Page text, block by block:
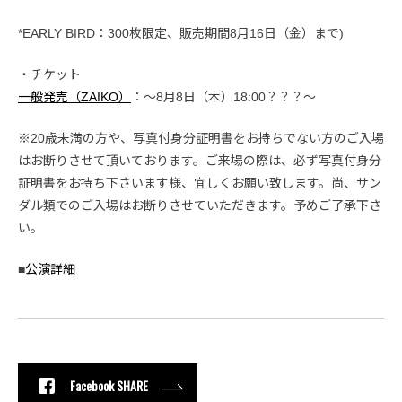
*EARLY BIRD：300枚限定、販売期間8月16日（金）まで)
・チケット
一般発売（ZAIKO）
：〜8月8日（木）18:00？？？〜
※20歳未満の方や、写真付身分証明書をお持ちでない方のご入場
はお断りさせて頂いております。ご来場の際は、必ず写真付身分
証明書をお持ち下さいます様、宜しくお願い致します。尚、サン
ダル類でのご入場はお断りさせていただきます。予めご了承下さ
い。
■公演詳細
Facebook SHARE